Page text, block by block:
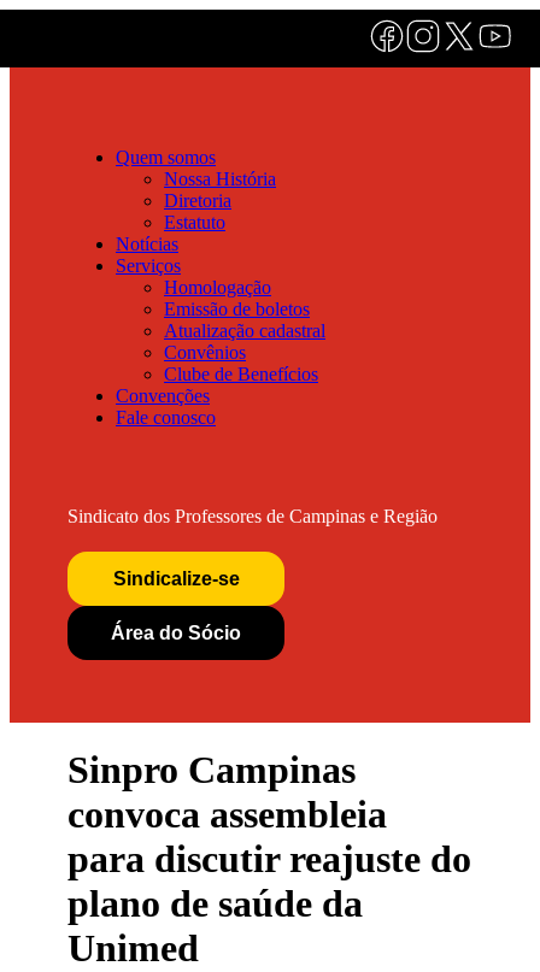
Quem somos
Nossa História
Diretoria
Estatuto
Notícias
Serviços
Homologação
Emissão de boletos
Atualização cadastral
Convênios
Clube de Benefícios
Convenções
Fale conosco
Sindicato dos Professores de Campinas e Região
Sindicalize-se
Área do Sócio
Sinpro Campinas
convoca assembleia
para discutir reajuste do
plano de saúde da
Unimed